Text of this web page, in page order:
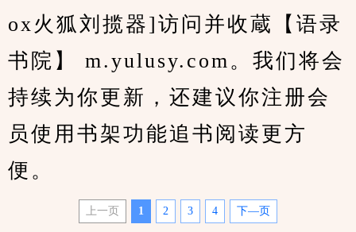
ox火狐刘揽器]访问并收蔵【语录
书院】 m.yulusy.com。我们将会
持续为你更新，还建议你注册会
员使用书架功能追书阅读更方
便。
上一页 1 2 3 4 下—页